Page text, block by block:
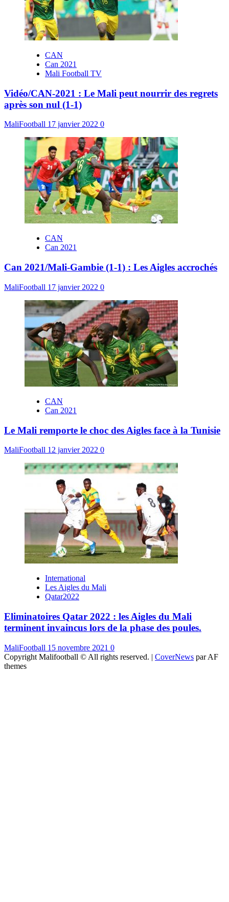
CAN
Can 2021
Mali Football TV
Vidéo/CAN-2021 : Le Mali peut nourrir des regrets
après son nul (1-1)
MaliFootball 17 janvier 2022 0
CAN
Can 2021
Can 2021/Mali-Gambie (1-1) : Les Aigles accrochés
MaliFootball 17 janvier 2022 0
CAN
Can 2021
Le Mali remporte le choc des Aigles face à la Tunisie
MaliFootball 12 janvier 2022 0
International
Les Aigles du Mali
Qatar2022
Eliminatoires Qatar 2022 : les Aigles du Mali
terminent invaincus lors de la phase des poules.
MaliFootball 15 novembre 2021 0
Copyright Malifootball © All rights reserved. | CoverNews par AF
themes